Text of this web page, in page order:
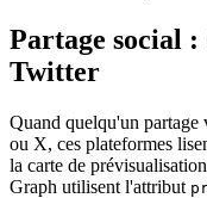
Partage social
Twitter
Quand quelqu'un
ou X, ces plateformes
la carte de
Graph utilisent l'attribut